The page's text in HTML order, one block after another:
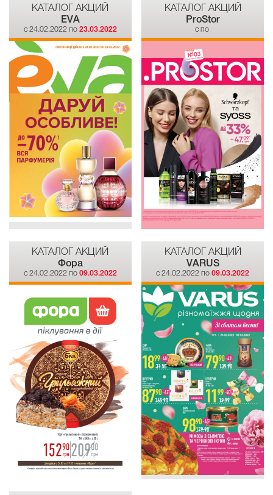
КАТАЛОГ АКЦИЙ
EVA
c 24.02.2022 по 23.03.2022
КАТАЛОГ АКЦИЙ
ProStor
c по
КАТАЛОГ АКЦИЙ
Фора
c 24.02.2022 по 09.03.2022
КАТАЛОГ АКЦИЙ
VARUS
c 24.02.2022 по09.03.2022